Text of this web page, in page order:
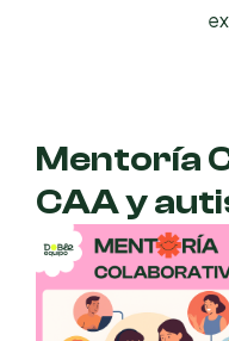
Mentoría
CAA y